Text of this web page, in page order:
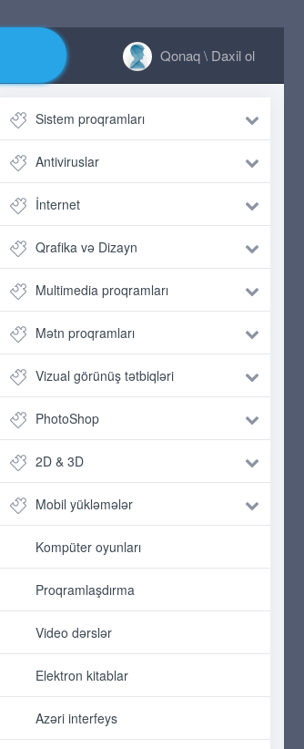
Qonaq \ Daxil ol
Sistem proqramları
Antiviruslar
İnternet
Qrafika və Dizayn
Multimedia proqramları
Mətn proqramları
Vizual görünüş tətbiqləri
PhotoShop
2D & 3D
Mobil yükləmələr
Kompüter oyunları
Proqramlaşdırma
Video dərslər
Elektron kitablar
Azəri interfeys